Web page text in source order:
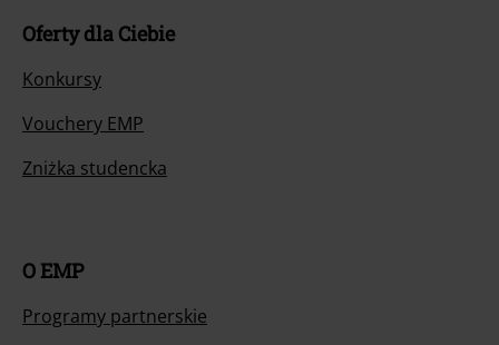
Oferty dla Ciebie
Konkursy
Vouchery EMP
Zniżka studencka
O EMP
Programy partnerskie